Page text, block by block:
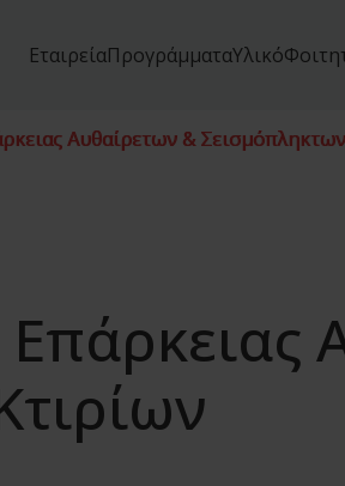
ΕταιρείαΠρογράμματαΥλικό
Αυθαίρετων &